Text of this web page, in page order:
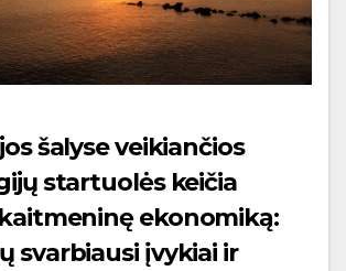
šalyse veikiančios
startuolės keičia
ekonomiką:
svarbiausi įvykiai ir